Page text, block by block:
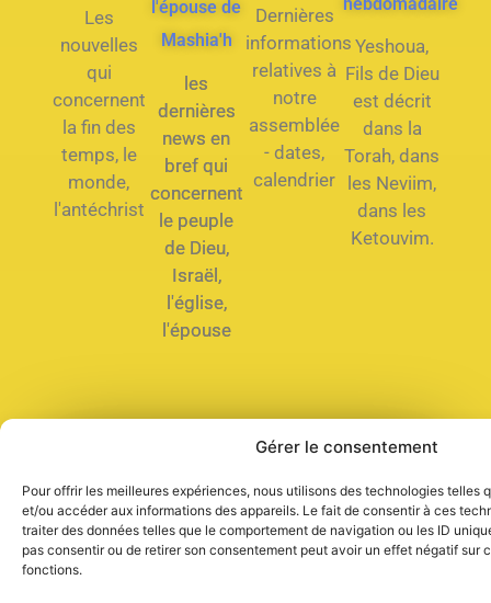
Gérer le consentement
Pour offrir les meilleures expériences, nous utilisons des technologies telles
et/ou accéder aux informations des appareils. Le fait de consentir à ces
traiter des données telles que le comportement de navigation ou les ID
pas consentir ou de retirer son consentement peut avoir un effet négatif sur
fonctions.
Les
nouvelles
qui
concernent
la fin des
temps, le
monde,
l'antéchrist
l'épouse de
Mashia'h
les
dernières
news en
bref qui
concernent
le peuple
de Dieu,
Israël,
l'église,
l'épouse
Dernières
informations
relatives à
notre
assemblée
- dates,
calendrier
Yeshoua,
Fils de Dieu
est décrit
dans la
Torah, dans
les Neviim,
dans les
Ketouvim.
sauvé ?